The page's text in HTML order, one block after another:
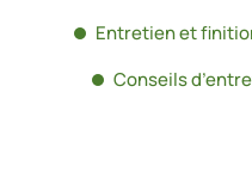
Entretien et
Conseils